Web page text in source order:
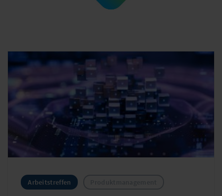
Sustainable
Insurance (CSI)
Arbeitstreffen